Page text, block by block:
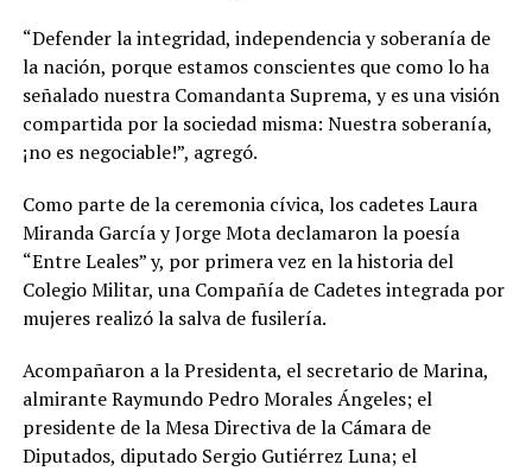
“Defender la integridad, independencia y soberanía de
la nación, porque estamos conscientes que como lo ha
señalado nuestra Comandanta Suprema, y es una visión
compartida por la sociedad misma: Nuestra soberanía,
¡no es negociable!”, agregó.
Como parte de la ceremonia cívica, los cadetes Laura
Miranda García y Jorge Mota declamaron la poesía
“Entre Leales” y, por primera vez en la historia del
Colegio Militar, una Compañía de Cadetes integrada por
mujeres realizó la salva de fusilería.
Acompañaron a la Presidenta, el secretario de Marina,
almirante Raymundo Pedro Morales Ángeles; el
presidente de la Mesa Directiva de la Cámara de
Diputados, diputado Sergio Gutiérrez Luna; el